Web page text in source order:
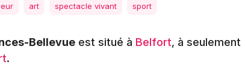
Spectacles
Concerts
Mulhouse
Montpellier
art spectacle vivant sport
Bellevue est situé à Belfort, à seulement
.